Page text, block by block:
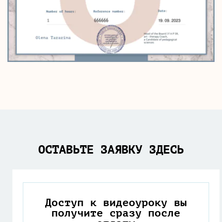
ОСТАВЬТЕ ЗАЯВКУ ЗДЕСЬ
Доступ к видеоуроку вы
получите сразу после